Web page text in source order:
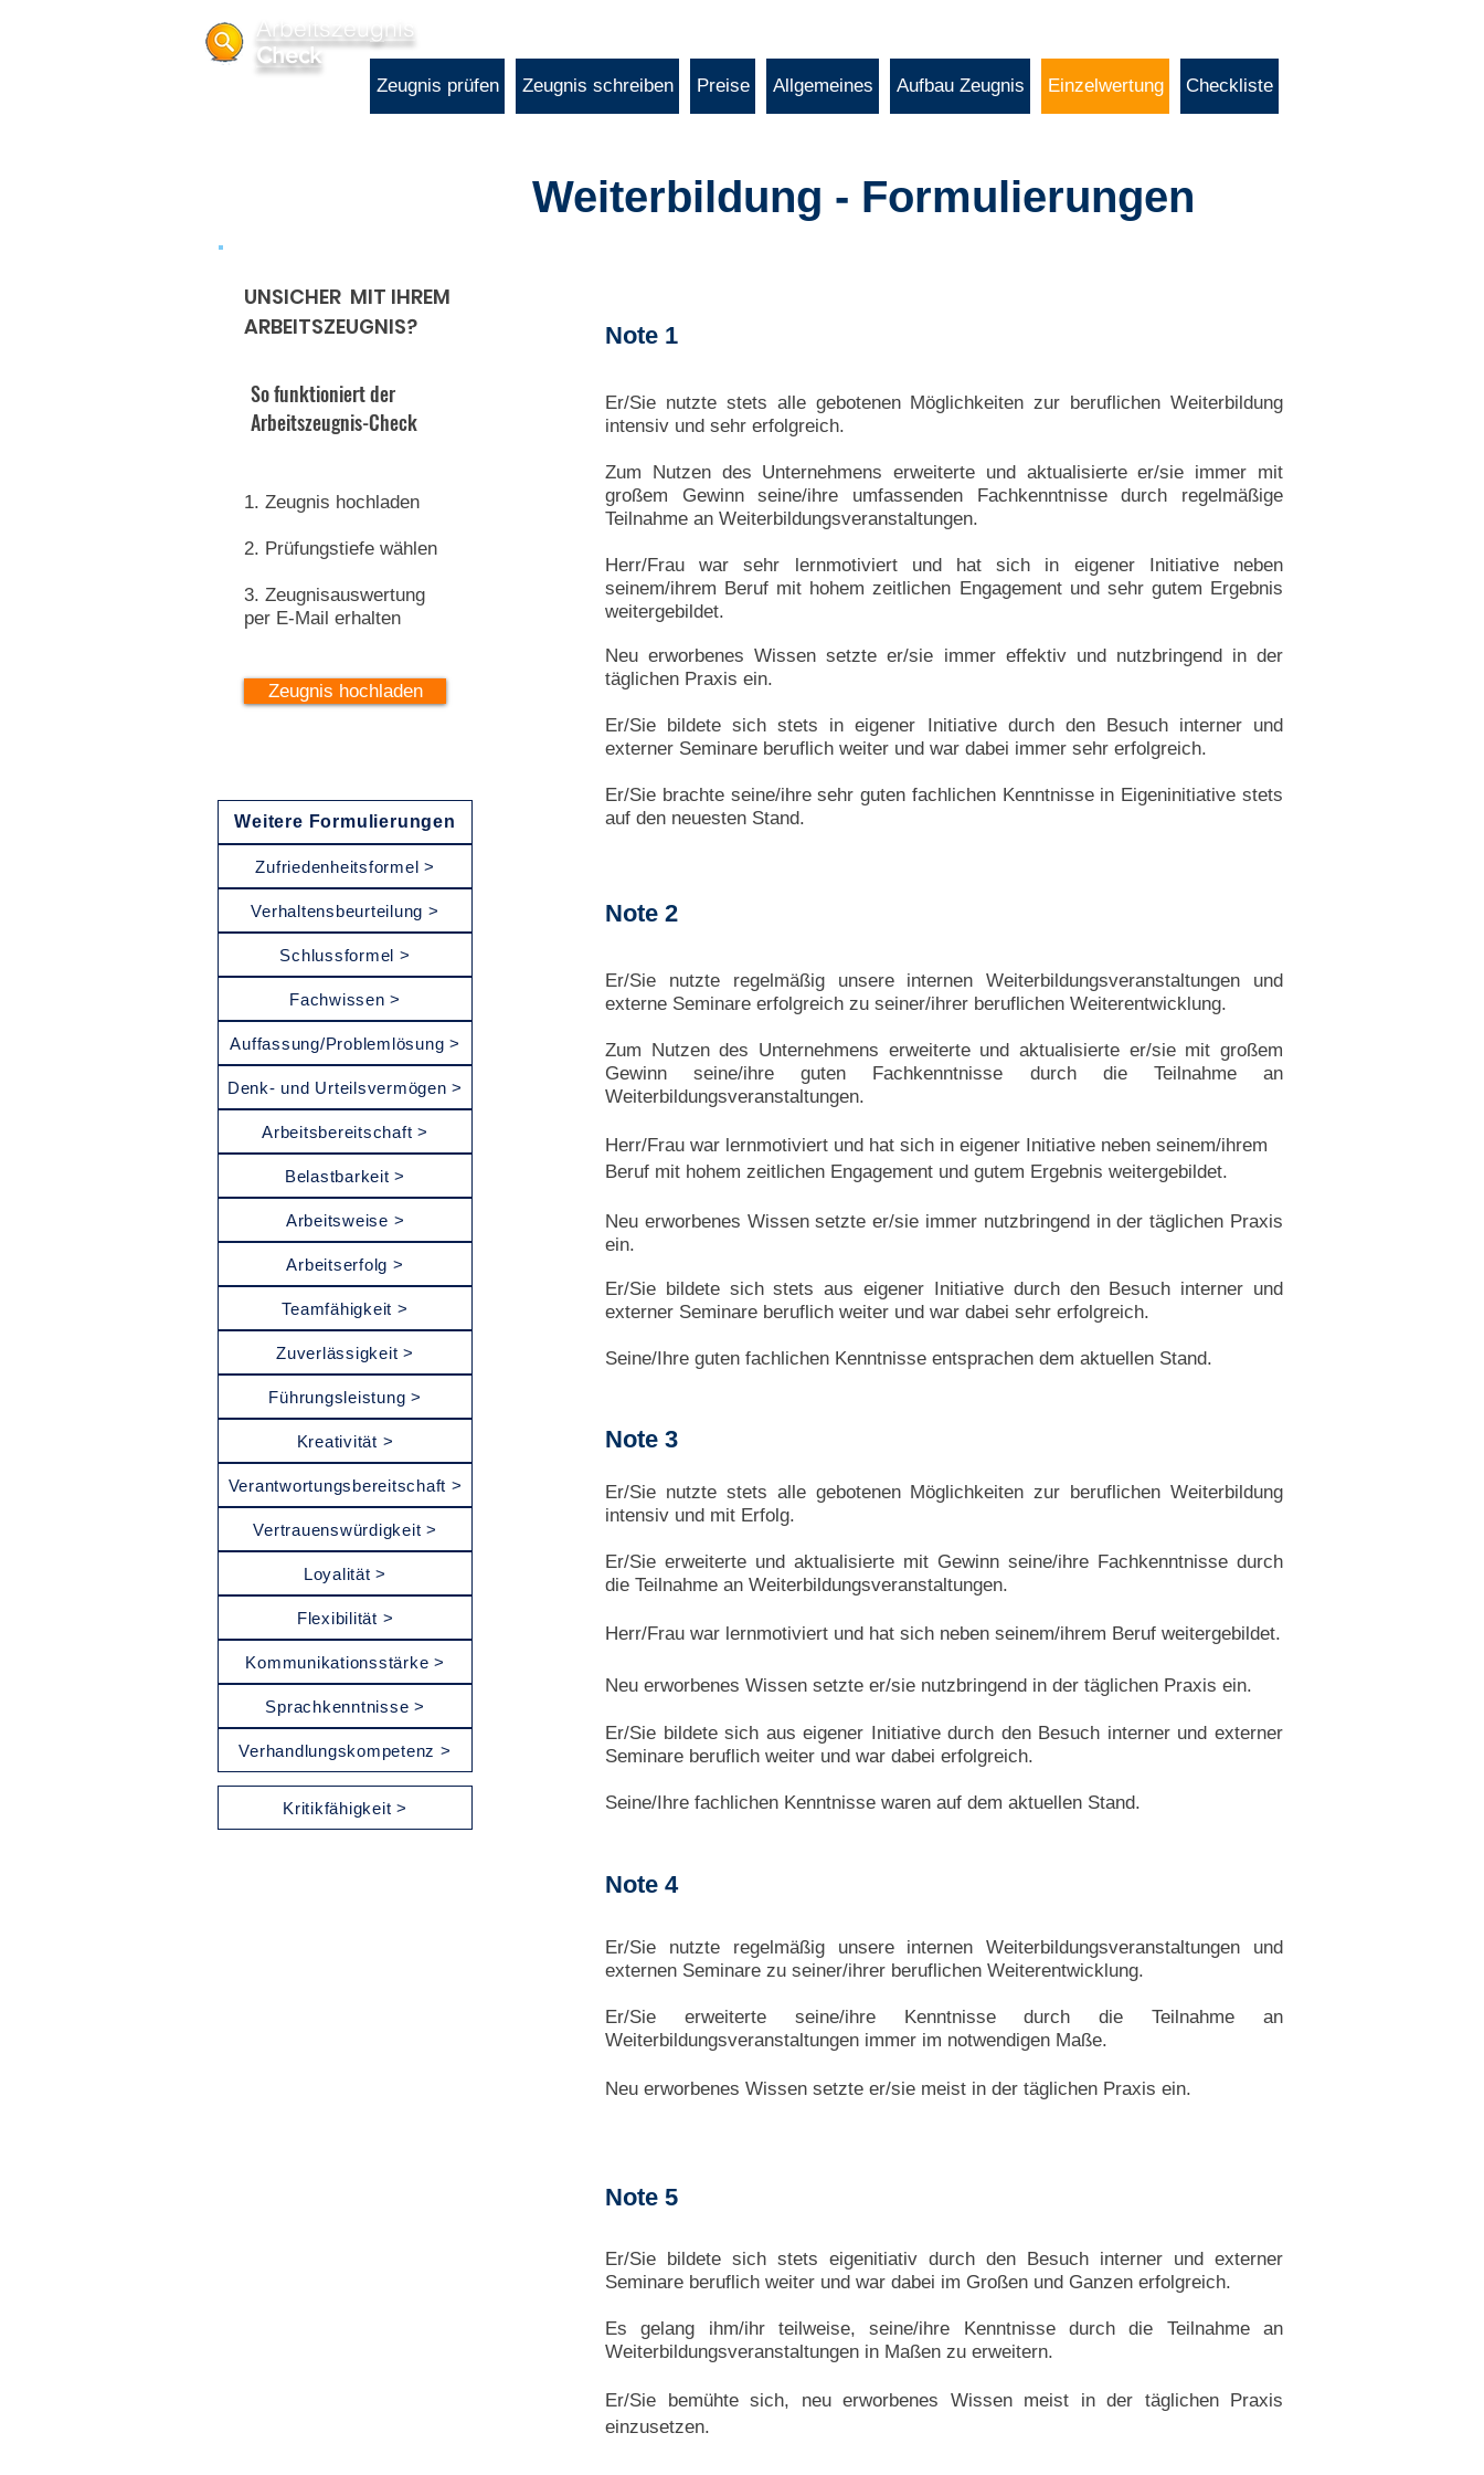
Arbeitszeugnis
Check
Zeugnis prüfen Zeugnis schreiben Preise Allgemeines Aufbau Zeugnis Einzelwertung Checkliste
Weiterbildung - Formulierungen
UNSICHER MIT IHREM
ARBEITSZEUGNIS?
So funktioniert der
Arbeitszeugnis-Check
1. Zeugnis hochladen
2. Prüfungstiefe wählen
3. Zeugnisauswertung
per E-Mail erhalten
Zeugnis hochladen
Weitere Formulierungen
Zufriedenheitsformel >
Verhaltensbeurteilung >
Schlussformel >
Fachwissen >
Auffassung/Problemlösung >
Denk- und Urteilsvermögen >
Arbeitsbereitschaft >
Belastbarkeit >
Arbeitsweise >
Arbeitserfolg >
Teamfähigkeit >
Zuverlässigkeit >
Führungsleistung >
Kreativität >
Verantwortungsbereitschaft >
Vertrauenswürdigkeit >
Loyalität >
Flexibilität >
Kommunikationsstärke >
Sprachkenntnisse >
Verhandlungskompetenz >
Kritikfähigkeit >
Note 1
Er/Sie nutzte stets alle gebotenen Möglichkeiten zur beruflichen Weiterbildung
intensiv und sehr erfolgreich.
Zum Nutzen des Unternehmens erweiterte und aktualisierte er/sie immer mit
großem Gewinn seine/ihre umfassenden Fachkenntnisse durch regelmäßige
Teilnahme an Weiterbildungsveranstaltungen.
Herr/Frau war sehr lernmotiviert und hat sich in eigener Initiative neben
seinem/ihrem Beruf mit hohem zeitlichen Engagement und sehr gutem Ergebnis
weitergebildet.
Neu erworbenes Wissen setzte er/sie immer effektiv und nutzbringend in der
täglichen Praxis ein.
Er/Sie bildete sich stets in eigener Initiative durch den Besuch interner und
externer Seminare beruflich weiter und war dabei immer sehr erfolgreich.
Er/Sie brachte seine/ihre sehr guten fachlichen Kenntnisse in Eigeninitiative stets
auf den neuesten Stand.
Note 2
Er/Sie nutzte regelmäßig unsere internen Weiterbildungsveranstaltungen und
externe Seminare erfolgreich zu seiner/ihrer beruflichen Weiterentwicklung.
Zum Nutzen des Unternehmens erweiterte und aktualisierte er/sie mit großem
Gewinn seine/ihre guten Fachkenntnisse durch die Teilnahme an
Weiterbildungsveranstaltungen.
Herr/Frau war lernmotiviert und hat sich in eigener Initiative neben seinem/ihrem
Beruf mit hohem zeitlichen Engagement und gutem Ergebnis weitergebildet.
Neu erworbenes Wissen setzte er/sie immer nutzbringend in der täglichen Praxis
ein.
Er/Sie bildete sich stets aus eigener Initiative durch den Besuch interner und
externer Seminare beruflich weiter und war dabei sehr erfolgreich.
Seine/Ihre guten fachlichen Kenntnisse entsprachen dem aktuellen Stand.
Note 3
Er/Sie nutzte stets alle gebotenen Möglichkeiten zur beruflichen Weiterbildung
intensiv und mit Erfolg.
Er/Sie erweiterte und aktualisierte mit Gewinn seine/ihre Fachkenntnisse durch
die Teilnahme an Weiterbildungsveranstaltungen.
Herr/Frau war lernmotiviert und hat sich neben seinem/ihrem Beruf weitergebildet.
Neu erworbenes Wissen setzte er/sie nutzbringend in der täglichen Praxis ein.
Er/Sie bildete sich aus eigener Initiative durch den Besuch interner und externer
Seminare beruflich weiter und war dabei erfolgreich.
Seine/Ihre fachlichen Kenntnisse waren auf dem aktuellen Stand.
Note 4
Er/Sie nutzte regelmäßig unsere internen Weiterbildungsveranstaltungen und
externen Seminare zu seiner/ihrer beruflichen Weiterentwicklung.
Er/Sie erweiterte seine/ihre Kenntnisse durch die Teilnahme an
Weiterbildungsveranstaltungen immer im notwendigen Maße.
Neu erworbenes Wissen setzte er/sie meist in der täglichen Praxis ein.
Note 5
Er/Sie bildete sich stets eigenitiativ durch den Besuch interner und externer
Seminare beruflich weiter und war dabei im Großen und Ganzen erfolgreich.
Es gelang ihm/ihr teilweise, seine/ihre Kenntnisse durch die Teilnahme an
Weiterbildungsveranstaltungen in Maßen zu erweitern.
Er/Sie bemühte sich, neu erworbenes Wissen meist in der täglichen Praxis
einzusetzen.